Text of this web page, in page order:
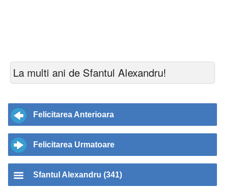
La multi ani de Sfantul Alexandru!
Felicitarea Anterioara
Felicitarea Urmatoare
Sfantul Alexandru (341)